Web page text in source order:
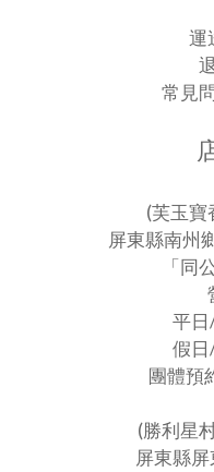
運
常見
(芙玉寶
屏東縣南州
「同
平日
假日
團體預
(勝利星
屏東縣